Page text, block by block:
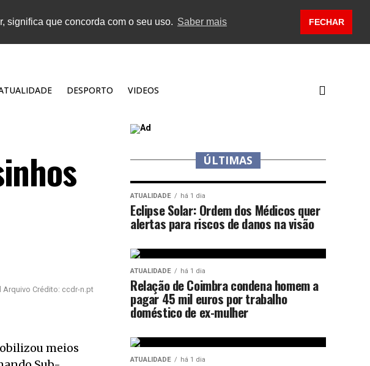
significa que concorda com o seu uso. Saber mais FECHAR
DESPORTO VIDEOS
Arquivo Crédito: ccdr-n.pt
meios
ÚLTIMAS
ATUALIDADE há 1 dia
Eclipse Solar: Ordem dos Médicos quer
alertas para riscos de danos na visão
ATUALIDADE há 1 dia
Relação de Coimbra condena homem a
pagar 45 mil euros por trabalho
doméstico de ex-mulher
ATUALIDADE há 1 dia